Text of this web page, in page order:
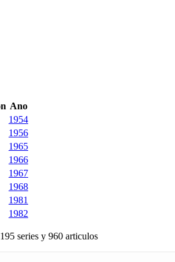
Ano
1954
1956
1965
1966
1967
1968
1981
1982
series y 960 articulos